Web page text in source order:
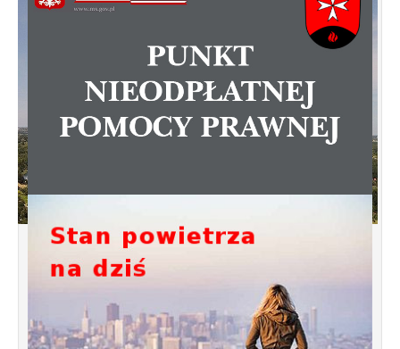
A może dostępny dla wszystkich
edukacyjny park leśny zamiast pola
golfowego ?